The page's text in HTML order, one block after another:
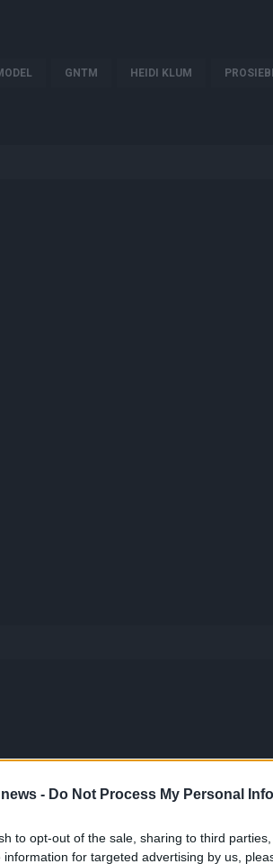
- Do Not Process My Personal
to opt-out of the sale, sharing to third
information for targeted advertising by us,
GNTM HEIDI KLUM
Streams, die spannendsten Videos und